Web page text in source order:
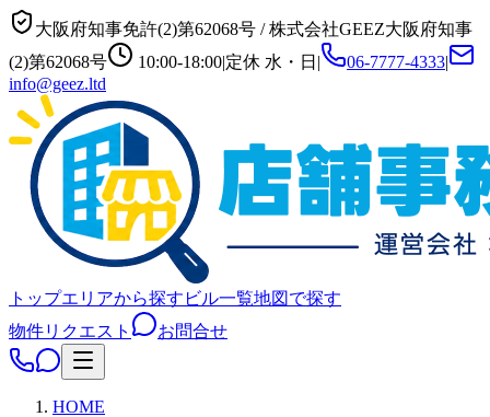
大阪府知事免許(2)第62068号 /株式会社GEEZ大阪府知事
(2)第62068号
10:00-18:00|定休 水・日 | 06-7777-4333|
info@geez.ltd
トップエリアから探す ビル一覧地図で探す
物件リクエスト
お問合せ
HOME